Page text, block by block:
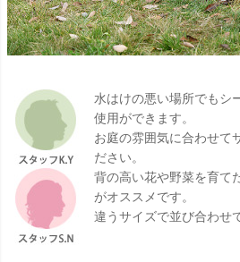
水はけの悪い場所でもシ
使用ができます。
お庭の雰囲気に合わせて
ださい。
背の高い花や野菜を育て
がオススメです。
違うサイズで並び合わせ